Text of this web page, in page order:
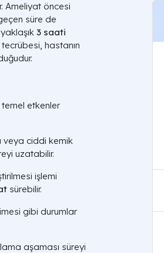
Ameliyat öncesi
süre de
3 saati
hastanın
temel etkenler
veya ciddi kemik
uzatabilir.
işlemi
sürebilir.
gibi durumlar
aşaması süreyi